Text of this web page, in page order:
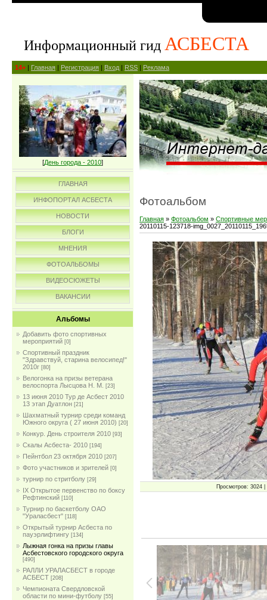
Информационный гид АСБЕСТА
14+ | Главная | Регистрация | Вход | RSS | Реклама
[День города - 2010]
ГЛАВНАЯ
ИНФОПОРТАЛ АСБЕСТА
НОВОСТИ
БЛОГИ
МНЕНИЯ
ФОТОАЛЬБОМЫ
ВИДЕОСЮЖЕТЫ
ВАКАНСИИ
Альбомы
Добавить фото спортивных
мероприятий [0]
Спортивный праздник
"Здравствуй, старина велосипед!"
2010г [80]
Велогонка на призы ветерана
велоспорта Лысцова Н. М.
[23]
13 июня 2010 Тур де Асбест 2010
13 этап Дуатлон [21]
Шахматный турнир среди команд
Южного округа ( 27 июня 2010) [20]
Конкур. День строителя 2010 [93]
Скалы Асбеста- 2010 [194]
Пейнтбол 23 октября 2010 [207]
Фото участников и зрителей [0]
турнир по стритболу [29]
IX Открытое первенство по боксу
Рефтинский [110]
Турнир по баскетболу ОАО
"Ураласбест" [118]
Открытый турнир Асбеста по
пауэрлифтингу [134]
Лыжная гонка на призы главы
Асбестовского городского округа
[490]
РАЛЛИ УРАЛАСБЕСТ в городе
АСБЕСТ [208]
Чемпионата Свердловской
области по мини-футболу [55]
Фотоальбом
Главная » Фотоальбом » Спортивные
20110115-123718-
Просмотров: 3024